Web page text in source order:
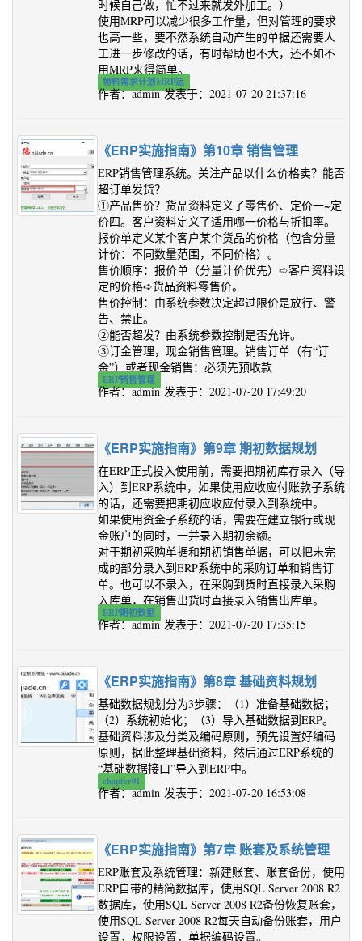
时候自己做，忙不过来就发外加工。）
使用MRP可以减少很多工作量，但对管理的要求
也高一些，要不然系统自动产生的单据还需要人
工进一步修改的话，有时帮助也不大，还不如不
用MRP来得简单。
物料需求计划MRP运
作者：admin 发表于：2021-07-20 21:37:16
《ERP实施指南》第10章 销售管理
ERP销售管理系统。关注产品以什么价格卖？能否
超订单发货？
①产品售价？货品资料定义了零售价、定价一~定
价四。客户资料定义了适用哪一价格与折扣率。
报价单定义某个客户某个货品的价格（包含分量
计价：不同数量范围，不同价格）。
售价顺序：报价单（分量计价优先）➪客户资料设
定的价格➪货品资料零售价。
售价控制：由系统参数决定超过限价是放行、警
告、禁止。
②能否超发？由系统参数控制是否允许。
③订金管理，现金销售管理。销售订单（有“订
金”）或者现金销售：必须先预收款
ERP销售管理
作者：admin 发表于：2021-07-20 17:49:20
《ERP实施指南》第9章 期初数据规划
在ERP正式投入使用前，需要把期初库存录入（导
入）到ERP系统中，如果使用应收应付账款子系统
的话，还需要把期初应收应付录入到系统中。
如果使用资金子系统的话，需要在建立银行或现
金账户的同时，一并录入期初余额。
对于期初采购单据和期初销售单据，可以把未完
成的部分录入到ERP系统中的采购订单和销售订
单。也可以不录入，在采购到货时直接录入采购
入库单，在销售出货时直接录入销售出库单。
ERP期初数据
作者：admin 发表于：2021-07-20 17:35:15
《ERP实施指南》第8章 基础资料规划
基础数据规划分为3步骤：（1）准备基础数据；
（2）系统初始化；（3）导入基础数据到ERP。
基础资料涉及分类及编码原则，预先设置好编码
原则，据此整理基础资料，然后通过ERP系统的
“基础数据接口”导入到ERP中。
chapter01
作者：admin 发表于：2021-07-20 16:53:08
《ERP实施指南》第7章 账套及系统管理
ERP账套及系统管理：新建账套、账套备份，使用
ERP自带的精简数据库，使用SQL Server 2008 R2
数据库，使用SQL Server 2008 R2备份恢复账套，
使用SQL Server 2008 R2每天自动备份账套，用户
设置，权限设置，单据编码设置。